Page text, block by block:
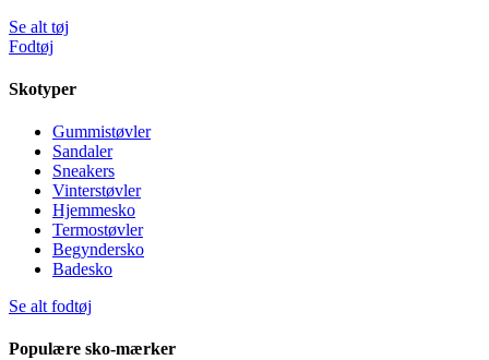
Se alt tøj
Fodtøj
Skotyper
Gummistøvler
Sandaler
Sneakers
Vinterstøvler
Hjemmesko
Termostøvler
Begyndersko
Badesko
Se alt fodtøj
Populære sko-mærker